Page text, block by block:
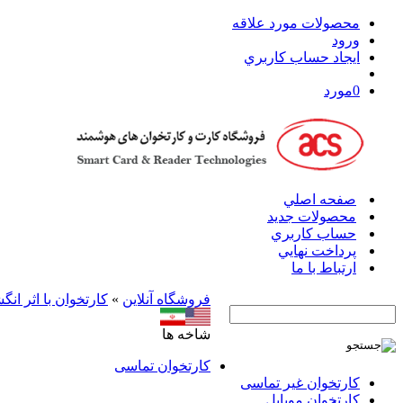
محصولات مورد علاقه
ورود
ايجاد حساب کاربري
0مورد
صفحه اصلي
محصولات جدید
حساب کاربري
پرداخت نهايي
ارتباط با ما
فروشگاه آنلاين » کارتخوان با اثر
شاخه ها
کارتخوان‌ تماسی
کارتخوان‌ غیر تماسی
کارتخوان موبایل